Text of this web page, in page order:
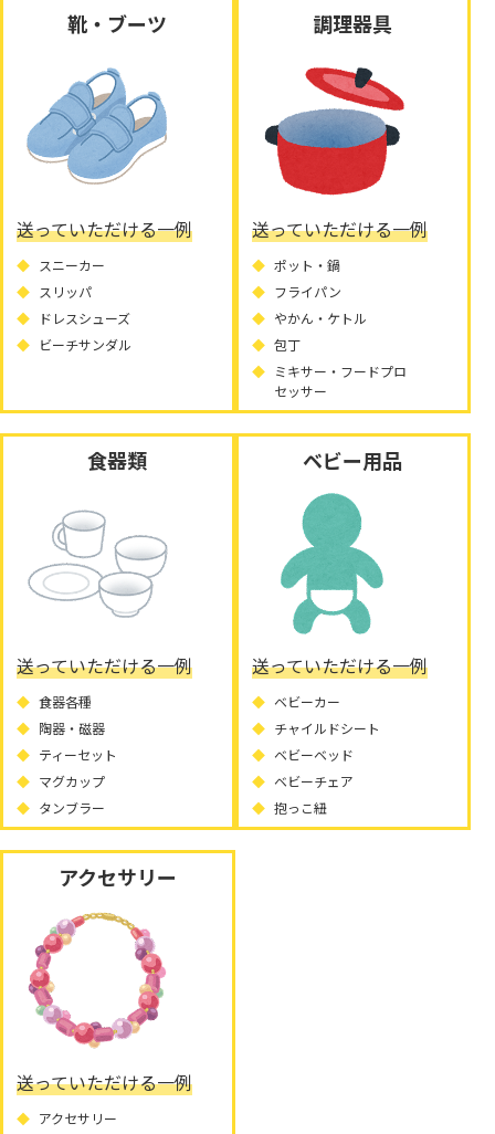
靴・ブーツ
送っていただける一例
スニーカー
スリッパ
ドレスシューズ
ビーチサンダル
調理器具
送っていただける一例
ポット・鍋
フライパン
やかん・ケトル
包丁
ミキサー・フードプロ
セッサー
食器類
送っていただける一例
食器各種
陶器・磁器
ティーセット
マグカップ
タンブラー
ベビー用品
送っていただける一例
ベビーカー
チャイルドシート
ベビーベッド
ベビーチェア
抱っこ紐
アクセサリー
送っていただける一例
アクセサリー